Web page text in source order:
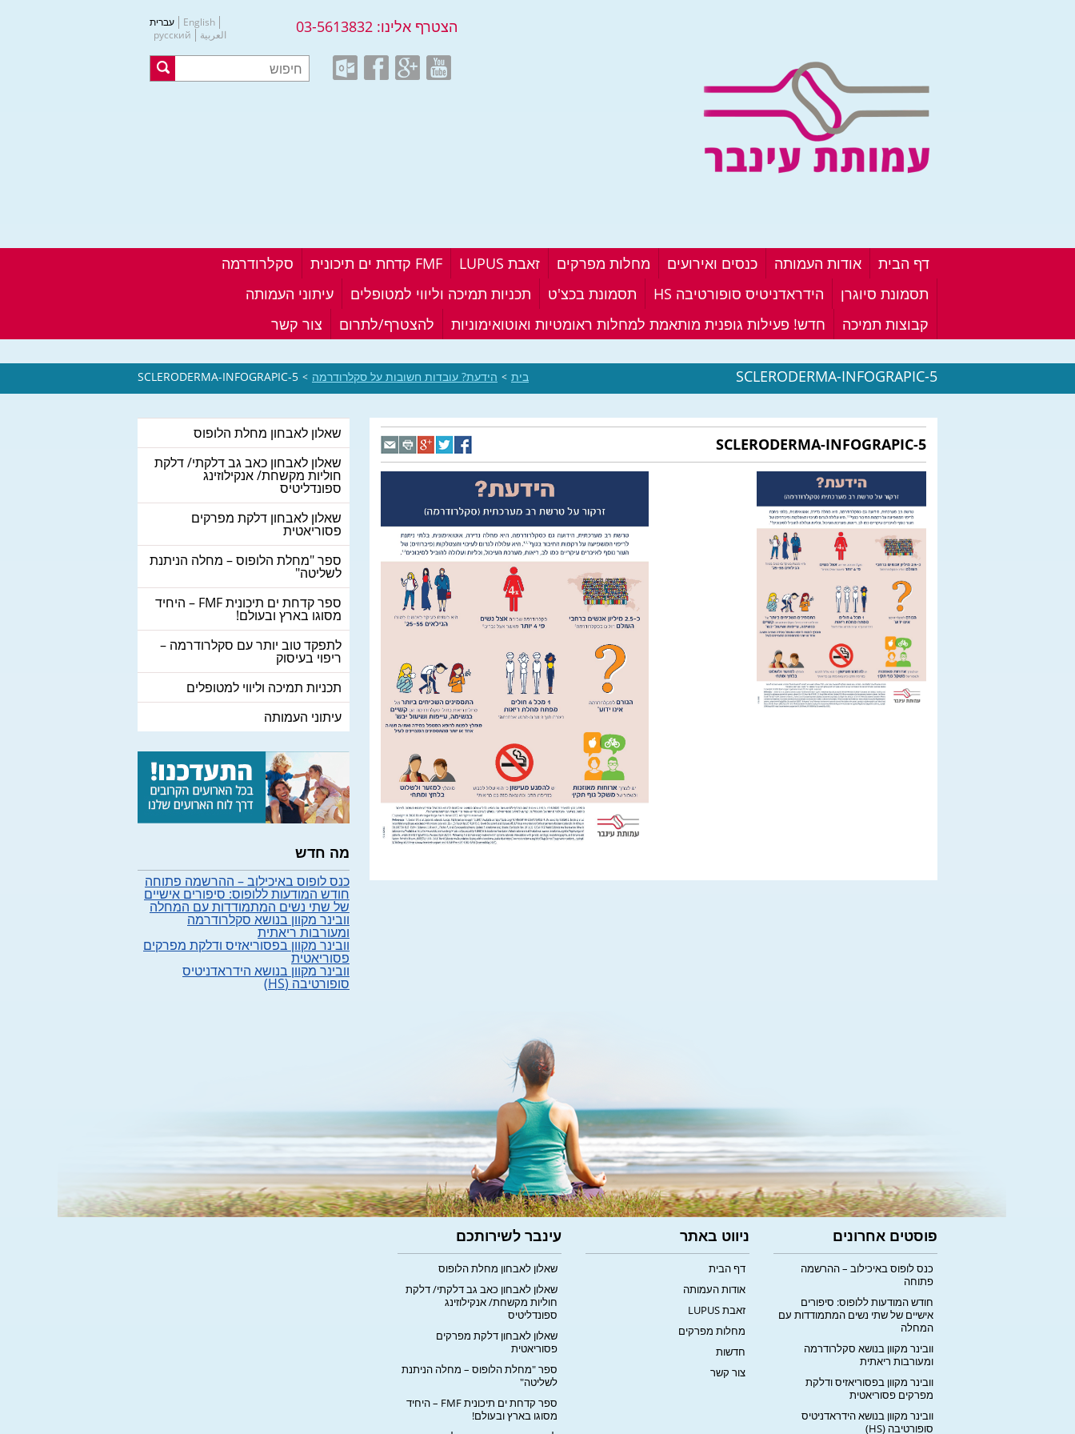
הצטרף אלינו: 03-5613832 עברית
English
русский
العربية
דף הבית אודות העמותה כנסים ואירועים מחלות מפרקים זאבת LUPUS FMF קדחת ים תיכונית
סקלרודרמה
תסמונת סיוגרן
הידראדניטיס סופורטיבה HS תסמונת בכצ'ט תכניות תמיכה וליווי למטופלים
עיתוני העמותה
קבוצות תמיכה
חדש! פעילות גופנית מותאמת למחלות ראומטיות ואוטואימוניות להצטרף/לתרום צור קשר
SCLERODERMA-INFOGRAPIC-5 בית > הידעת? עובדות חשובות על סקלרודרמה >
SCLERODERMA-INFOGRAPIC-5
SCLERODERMA-INFOGRAPIC-5
שאלון לאבחון מחלת הלופוס
שאלון לאבחון כאב גב דלקתי/ דלקת
חוליות מקשחת/ אנקילוזינג
ספונדליטיס
שאלון לאבחון דלקת מפרקים
פסוריאטית
ספר "מחלת הלופוס – מחלה הניתנת
לשליטה"
ספר קדחת ים תיכונית FMF – היחיד
מסוגו בארץ ובעולם!
לתפקד טוב יותר עם סקלרודרמה –
ריפוי בעיסוק
תכניות תמיכה וליווי למטופלים
עיתוני העמותה
מה חדש
כנס לופוס באיכילוב – ההרשמה פתוחה
חודש המודעות ללופוס: סיפורים אישיים
של שתי נשים המתמודדות עם המחלה
וובינר מקוון בנושא סקלרודרמה
ומעורבות ריאתית
וובינר מקוון בפסוריאזיס ודלקת מפרקים
פסוריאטית
וובינר מקוון בנושא הידראדניטיס
סופורטיבה (HS)
פוסטים אחרונים
כנס לופוס באיכילוב – ההרשמה
פתוחה
חודש המודעות ללופוס: סיפורים
אישיים של שתי נשים המתמודדות עם
המחלה
וובינר מקוון בנושא סקלרודרמה
ומעורבות ריאתית
וובינר מקוון בפסוריאזיס ודלקת
מפרקים פסוריאטית
וובינר מקוון בנושא הידראדניטיס
סופורטיבה (HS)
ניווט באתר
דף הבית
אודות העמותה
זאבת LUPUS
מחלות מפרקים
חדשות
צור קשר
עינבר לשירותכם
שאלון לאבחון מחלת הלופוס
שאלון לאבחון כאב גב דלקתי/ דלקת
חוליות מקשחת/ אנקילוזינג
ספונדליטיס
שאלון לאבחון דלקת מפרקים
פסוריאטית
ספר "מחלת הלופוס – מחלה הניתנת
לשליטה"
ספר קדחת ים תיכונית FMF – היחיד
מסוגו בארץ ובעולם!